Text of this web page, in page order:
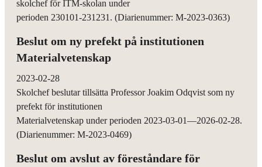
skolchef för ITM-skolan under
perioden 230101-231231. (Diarienummer: M-2023-0363)
Beslut om ny prefekt på institutionen
Materialvetenskap
2023-02-28
Skolchef beslutar tillsätta Professor Joakim Odqvist som ny
prefekt för institutionen
Materialvetenskap under perioden 2023-03-01—2026-02-28.
(Diarienummer: M-2023-0469)
Beslut om avslut av föreståndare för